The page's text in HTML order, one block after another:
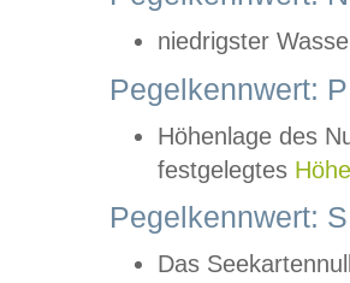
niedrigster
Pegelkennwert:
Höhenlage des
festgelegtes
Pegelkennwert:
Das